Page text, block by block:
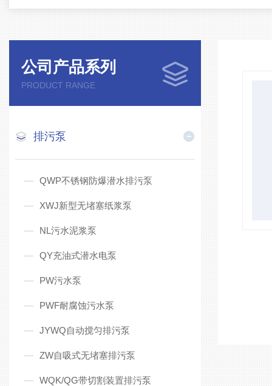
公司产品系列
PRODUCT RANGE
排污泵
QWP不锈钢防爆潜水排污泵
XWJ新型无堵塞纸浆泵
NL污水泥浆泵
QY充油式潜水电泵
PW污水泵
PWF耐腐蚀污水泵
JYWQ自动搅匀排污泵
ZW自吸式无堵塞排污泵
WQK/QG带切割装置排污泵